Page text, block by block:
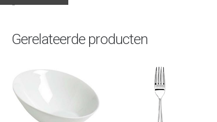
Gerelateerde producten